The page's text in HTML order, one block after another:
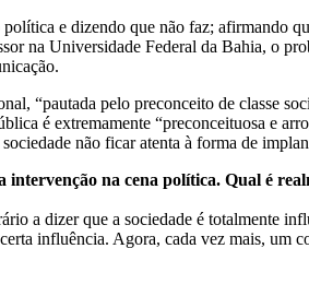
e dizendo que não faz; afirmando
na Universidade Federal da Bahia, o
“pautada pelo preconceito de classe
é extremamente “preconceituosa e
não ficar atenta à forma de
na cena política. Qual é
a dizer que a sociedade é totalmente
influência. Agora, cada vez mais, um